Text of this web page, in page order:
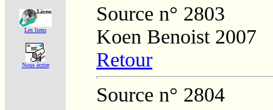
Les liens
Nous écrire
Source n° 2803
Koen Benoist 2007
Retour
Source n° 2804